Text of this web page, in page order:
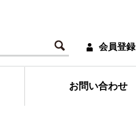
会員登録
お問い合わせ